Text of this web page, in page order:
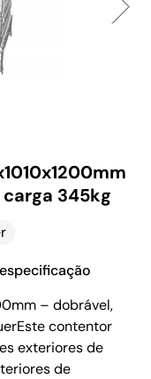
345kg
– dobrável,
contentor
exteriores de
de